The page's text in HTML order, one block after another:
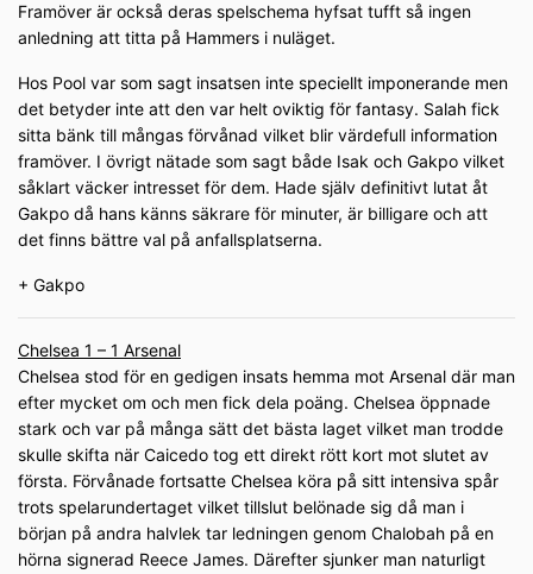
Framöver är också deras spelschema hyfsat tufft så ingen
anledning att titta på Hammers i nuläget.
Hos Pool var som sagt insatsen inte speciellt imponerande men
det betyder inte att den var helt oviktig för fantasy. Salah fick
sitta bänk till mångas förvånad vilket blir värdefull information
framöver. I övrigt nätade som sagt både Isak och Gakpo vilket
såklart väcker intresset för dem. Hade själv definitivt lutat åt
Gakpo då hans känns säkrare för minuter, är billigare och att
det finns bättre val på anfallsplatserna.
+ Gakpo
Chelsea 1 – 1 Arsenal
Chelsea stod för en gedigen insats hemma mot Arsenal där man
efter mycket om och men fick dela poäng. Chelsea öppnade
stark och var på många sätt det bästa laget vilket man trodde
skulle skifta när Caicedo tog ett direkt rött kort mot slutet av
första. Förvånade fortsatte Chelsea köra på sitt intensiva spår
trots spelarundertaget vilket tillslut belönade sig då man i
början på andra halvlek tar ledningen genom Chalobah på en
hörna signerad Reece James. Därefter sjunker man naturligt